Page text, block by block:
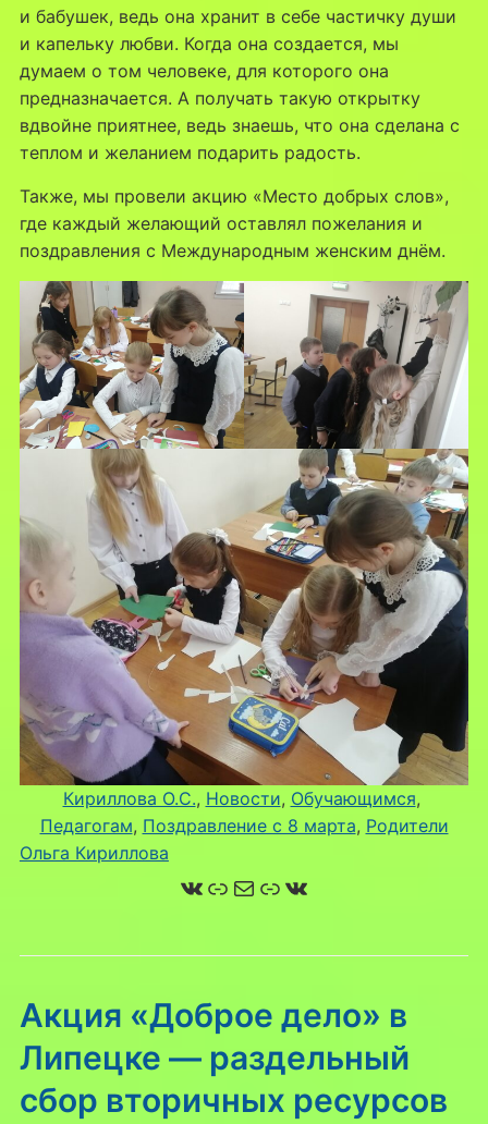
и бабушек, ведь она хранит в себе частичку души
и капельку любви. Когда она создается, мы
думаем о том человеке, для которого она
предназначается. А получать такую открытку
вдвойне приятнее, ведь знаешь, что она сделана с
теплом и желанием подарить радость.
Также, мы провели акцию «Место добрых слов»,
где каждый желающий оставлял пожелания и
поздравления с Международным женским днём.
Кириллова О.С., Новости, Обучающимся
Педагогам, Поздравление с 8 марта, Родители
Ольга Кириллова
ВКонтакте
Ссылка
Почта
Ссылка
ВКонтакте
Акция «Доброе дело» в
Липецке — раздельный
сбор вторичных ресурсов